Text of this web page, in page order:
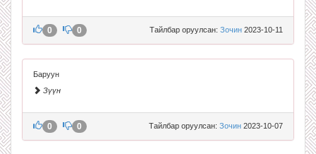
Тайлбар оруулсан: Зочин 2023-10-11
0 0
Баруун
Зүүн
Тайлбар оруулсан: Зочин 2023-10-07
0 0